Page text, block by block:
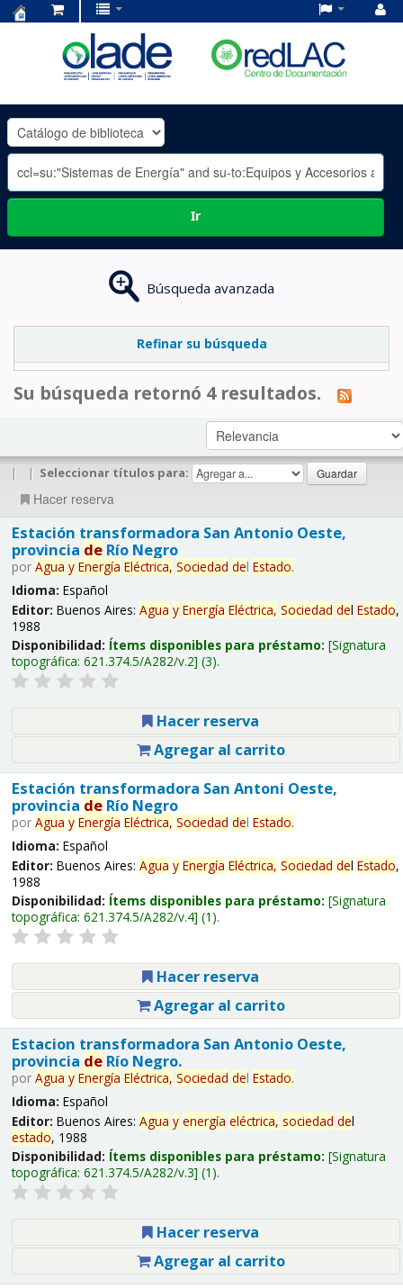
OLADE
-
Ir
Búsqueda avanzada
Refinar su búsqueda
Su búsqueda retornó 4 resultados.
| | Seleccionar títulos para:
Hacer reserva
Estación transformadora San Antonio Oeste,
provincia deRío Negro
por Agua y Energía Eléctrica, Sociedad del Estado.
Idioma: Español
Editor: Buenos Aires: Agua y Energía Eléctrica, Sociedad del Estado,
1988
Disponibilidad: Ítems disponibles para préstamo: Signatura
topográfica: 621.374.5/A282/v.2 (3).
Hacer reserva
Agregar al carrito
Estación transformadora San Antoni Oeste,
provincia deRío Negro
por Agua y Energía Eléctrica, Sociedad del Estado.
Idioma: Español
Editor: Buenos Aires: Agua y Energía Eléctrica, Sociedad del Estado,
1988
Disponibilidad: Ítems disponibles para préstamo: Signatura
topográfica: 621.374.5/A282/v.4 (1).
Hacer reserva
Agregar al carrito
Estacion transformadora San Antonio Oeste,
provincia deRío Negro.
por Agua y Energía Eléctrica, Sociedad del Estado.
Idioma: Español
Editor: Buenos Aires: Agua y energía eléctrica, sociedad del
estado, 1988
Disponibilidad: Ítems disponibles para préstamo: Signatura
topográfica: 621.374.5/A282/v.3 (1).
Hacer reserva
Agregar al carrito